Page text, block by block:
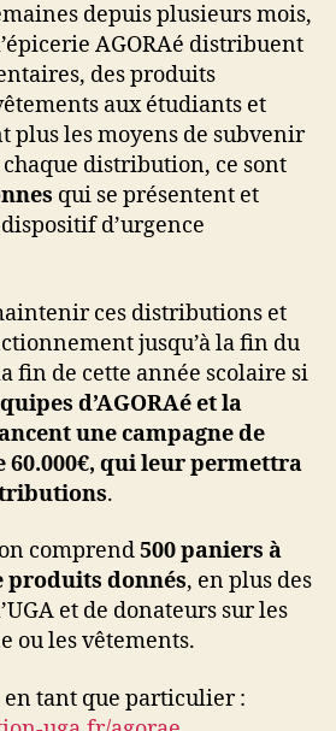
depuis plusieurs mois,
AGORAé distribuent
des produits
aux étudiants et
plus les moyens de subvenir
chaque distribution, ce sont
qui se présentent et
d’urgence
ces distributions et
jusqu’à la fin du
fin de cette année scolaire si
d’AGORAé et la
une campagne de
60.000€, qui leur permettra
.
comprend500 paniers à
produits donnés, en plus des
et de donateurs sur les
ou les vêtements.
tant que particulier :